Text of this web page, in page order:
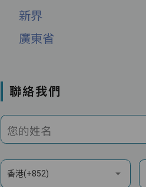
新界
廣東省
聯絡我們
您的姓名
香港(+852)